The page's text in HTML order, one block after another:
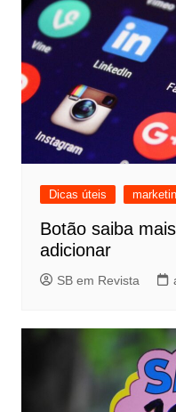
Dicas úteis
Botão saiba
adicionar
SB em Revista